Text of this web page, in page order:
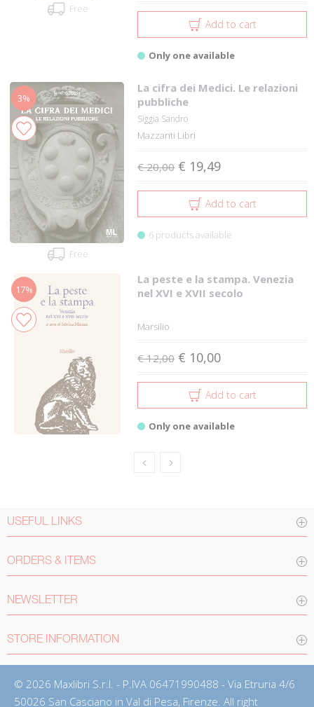
Free
Add to cart
Only one available
3%
Free
La cifra dei Medici. Le relazioni
pubbliche
Siggia Sandro
Mazzanti Libri
€ 20,00 € 19,49
Add to cart
6 products available
17%
La peste e la stampa. Venezia
nel XVI e XVII secolo
Marsilio
€ 12,00 € 10,00
Add to cart
Only one available
USEFUL LINKS
ORDERS & ITEMS
NEWSLETTER
STORE INFORMATION
© 2026 Maxlibri S.r.l. - P.IVA 06471990488 - Via Etruria 4/6
50026 San Casciano in Val di Pesa, Firenze. All right